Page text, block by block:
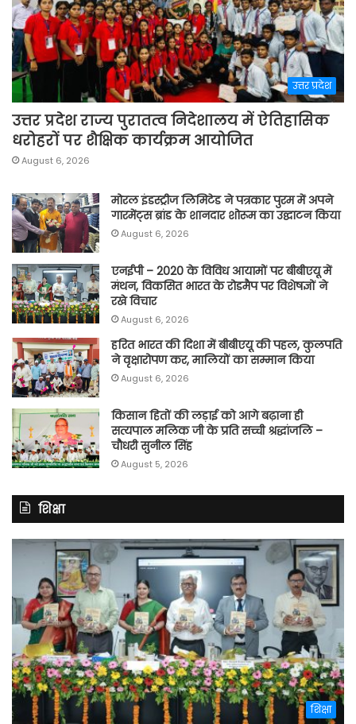
उत्तर प्रदेश
उत्तर प्रदेश राज्य पुरातत्व निदेशालय में ऐतिहासिक
धरोहरों पर शैक्षिक कार्यक्रम आयोजित
August 6, 2026
मोरल इंडस्ट्रीज लिमिटेड ने पत्रकार पुरम में अपने
गारमेंट्स ब्रांड के शानदार शोरूम का उद्घाटन किया
August 6, 2026
एनईपी – 2020 के विविध आयामों पर बीबीएयू में
मंथन, विकसित भारत के रोडमैप पर विशेषज्ञों ने
रखे विचार
August 6, 2026
हरित भारत की दिशा में बीबीएयू की पहल, कुलपति
ने वृक्षारोपण कर, मालियों का सम्मान किया
August 6, 2026
किसान हितों की लड़ाई को आगे बढ़ाना ही
सत्यपाल मलिक जी के प्रति सच्ची श्रद्धांजलि –
चौधरी सुनील सिंह
August 5, 2026
शिक्षा
शिक्षा